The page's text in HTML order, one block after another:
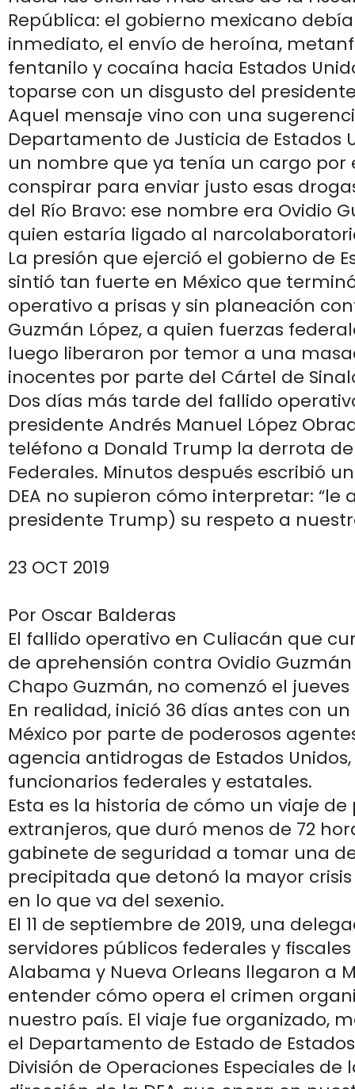
República: el gobierno mexicano
inmediato, el envío de heroína,
fentanilo y cocaína hacia Estados
toparse con un disgusto del
Aquel mensaje vino con una
Departamento de Justicia de Estados
un nombre que ya tenía un cargo por
conspirar para enviar justo esas
del Río Bravo: ese nombre era Ovidio
quien estaría ligado al
La presión que ejerció el gobierno de
sintió tan fuerte en México que
operativo a prisas y sin planeación
Guzmán López, a quien fuerzas
luego liberaron por temor a una
inocentes por parte del Cártel de
Dos días más tarde del fallido
presidente Andrés Manuel López
teléfono a Donald Trump la derrota de
Federales. Minutos después escribió
DEA no supieron cómo interpretar: “le
presidente Trump) su respeto a
23 OCT 2019
Por Oscar Balderas
El fallido operativo en Culiacán que
de aprehensión contra Ovidio Guzmán
Chapo Guzmán, no comenzó el jueves
En realidad, inició 36 días antes con
México por parte de poderosos
agencia antidrogas de Estados
funcionarios federales y estatales.
Esta es la historia de cómo un viaje de
extranjeros, que duró menos de 72
gabinete de seguridad a tomar una
precipitada que detonó la mayor
en lo que va del sexenio.
El 11 de septiembre de 2019, una
servidores públicos federales y
Alabama y Nueva Orleans llegaron a
entender cómo opera el crimen
nuestro país. El viaje fue organizado,
el Departamento de Estado de
División de Operaciones Especiales de